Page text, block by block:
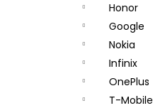
Honor
Google
Nokia
Infinix
OnePlus
T-Mobile